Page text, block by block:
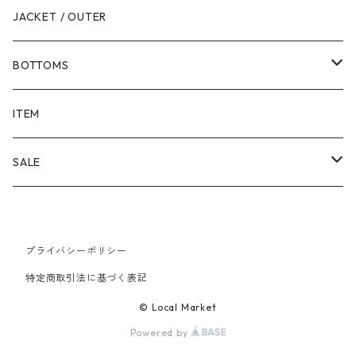
JACKET / OUTER
BOTTOMS
SHORTS
PANTS
ITEM
SALE
PANTS
プライバシーポリシー
特定商取引法に基づく表記
© Local Market
Powered by